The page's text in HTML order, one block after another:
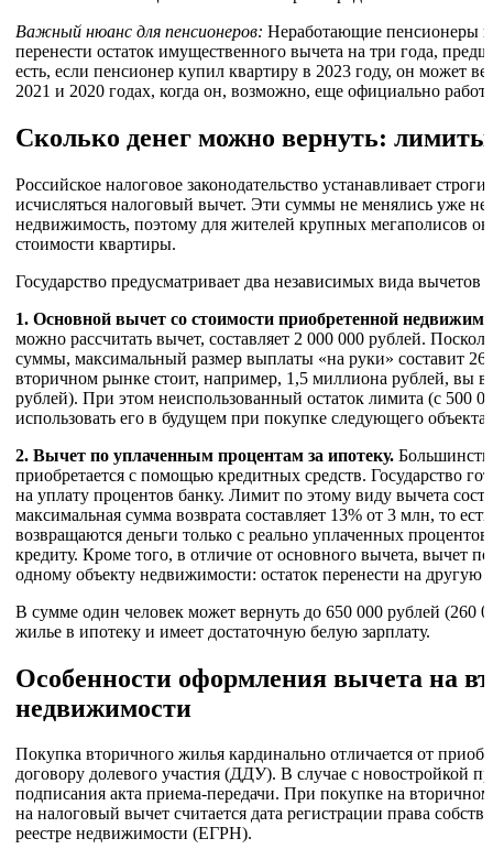
Важный нюанс для пенсионеров: Неработающие пенсионеры
перенести остаток имущественного вычета на три года,
есть, если пенсионер купил квартиру в 2023 году, он может
2021 и 2020 годах, когда он, возможно, еще официально
Сколько денег можно вернуть:
Российское налоговое законодательство устанавливает
исчисляться налоговый вычет. Эти суммы не менялись уже
недвижимость, поэтому для жителей крупных мегаполисов
стоимости квартиры.
Государство предусматривает два независимых вида вычетов
1. Основной вычет со стоимости приобретенной
можно рассчитать вычет, составляет 2 000 000 рублей.
суммы, максимальный размер выплаты «на руки» составит
вторичном рынке стоит, например, 1,5 миллиона рублей, вы
рублей). При этом неиспользованный остаток лимита (с 500
использовать его в будущем при покупке следующего
2. Вычет по уплаченным процентам за ипотеку.
приобретается с помощью кредитных средств. Государство
на уплату процентов банку. Лимит по этому виду вычета
максимальная сумма возврата составляет 13% от 3 млн, то
возвращаются деньги только с реально уплаченных
кредиту. Кроме того, в отличие от основного вычета, вычет
одному объекту недвижимости: остаток перенести на другую
В сумме один человек может вернуть до 650 000 рублей (260
жилье в ипотеку и имеет достаточную белую зарплату.
Особенности оформления вычета на
недвижимости
Покупка вторичного жилья кардинально отличается от
договору долевого участия (ДДУ). В случае с новостройкой
подписания акта приема-передачи. При покупке на
на налоговый вычет считается дата регистрации права
реестре недвижимости (ЕГРН).